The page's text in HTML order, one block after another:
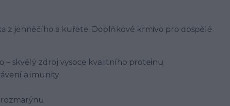
z jehněčího a kuřete. Doplňkové krmivo pro dospělé
– skvělý zdroj vysoce kvalitního proteinu
a imunity